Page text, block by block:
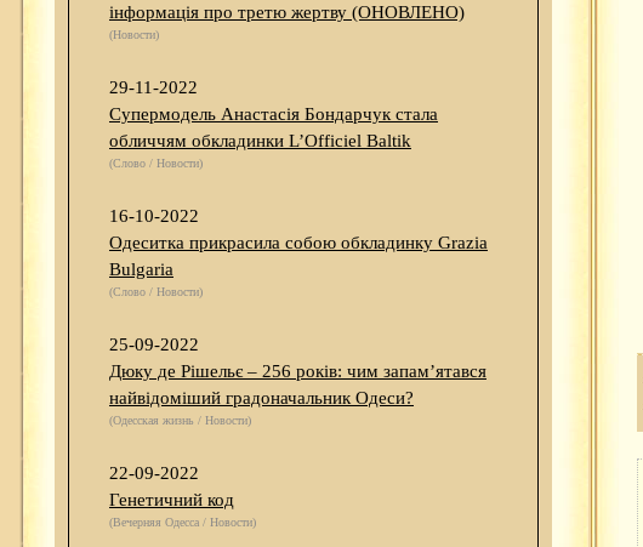
інформація про третю жертву (ОНОВЛЕНО)
(Новости)
29-11-2022
Супермодель Анастасія Бондарчук стала
обличчям обкладинки L’Officiel Baltik
(Слово / Новости)
16-10-2022
Одеситка прикрасила собою обкладинку Grazia
Bulgaria
(Слово / Новости)
25-09-2022
Дюку де Рішельє – 256 років: чим запам’ятався
найвідоміший градоначальник Одеси?
(Одесская жизнь / Новости)
22-09-2022
Генетичний код
(Вечерняя Одесса / Новости)